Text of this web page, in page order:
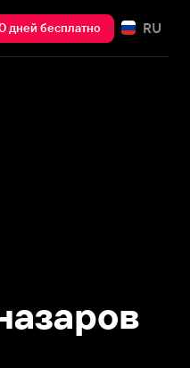
дней бесплатно RU